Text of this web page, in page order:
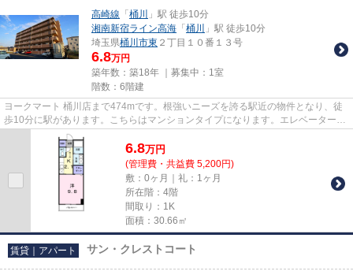
高崎線 「 桶川
」駅 徒歩10分
湘南新宿ライン高海 「 桶川
」駅 徒歩10分
埼玉県桶川市東 ２丁目１０番１３号
6.8万円
築年数：築18年 ｜募集中： 1室
階数：6階建
ヨークマート 桶川店まで474mです。根強いニーズを誇る駅近の物件となり、徒
歩10分に駅があります。こちらはマンションタイプになります。エレベーターが
ある物件です。当社スタッフが...
6.8万円
(管理費・共益費 5,200円)
敷：0ヶ月｜礼：1ヶ月
所在階：4階
間取り：1K
面積：30.66㎡
賃貸｜アパート サン・クレストコート